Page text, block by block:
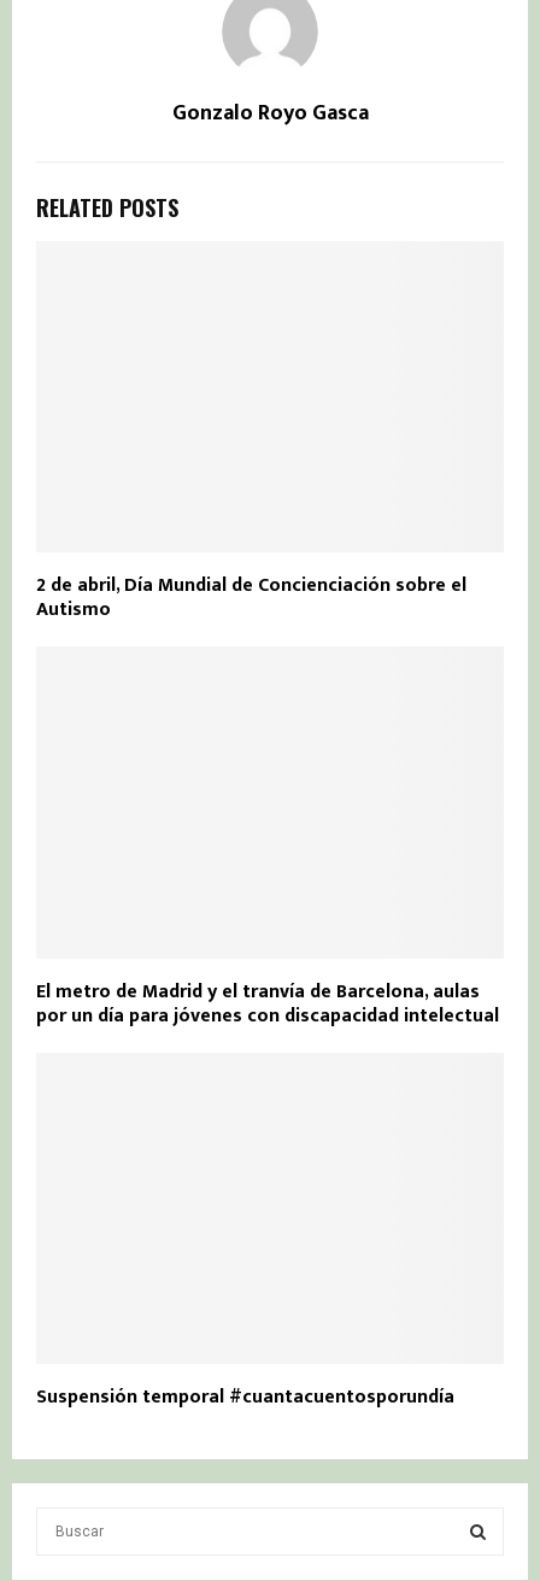
Gonzalo Royo Gasca
RELATED POSTS
2 de abril, Día Mundial de Concienciación sobre el
Autismo
El metro de Madrid y el tranvía de Barcelona, aulas
por un día para jóvenes con discapacidad intelectual
Suspensión temporal #cuantacuentosporundía